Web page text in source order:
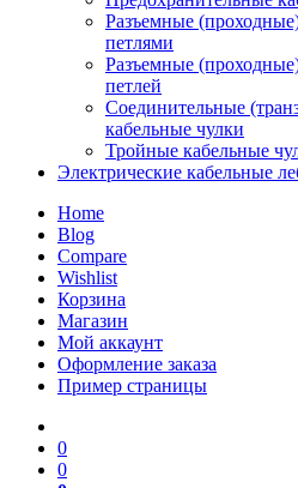
Разъемные
петлями
Разъемные
петлей
Соединительные
кабельные чулки
Тройные кабельные
Электрические кабельные
Home
Blog
Compare
Wishlist
Корзина
Магазин
Мой аккаунт
Оформление заказа
Пример страницы
0
0